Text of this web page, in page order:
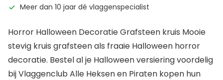
Meer dan 10 jaar dé vlaggenspecialist
Horror Halloween Decoratie Grafsteen kruis Mooie
stevig kruis grafsteen als fraaie Halloween horror
decoratie. Bestel al je Halloween versiering voordelig
bij Vlaggenclub Alle Heksen en Piraten kopen hun